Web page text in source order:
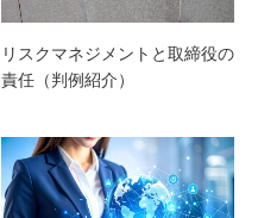
リスクマネジメントと取締役の
責任（判例紹介）